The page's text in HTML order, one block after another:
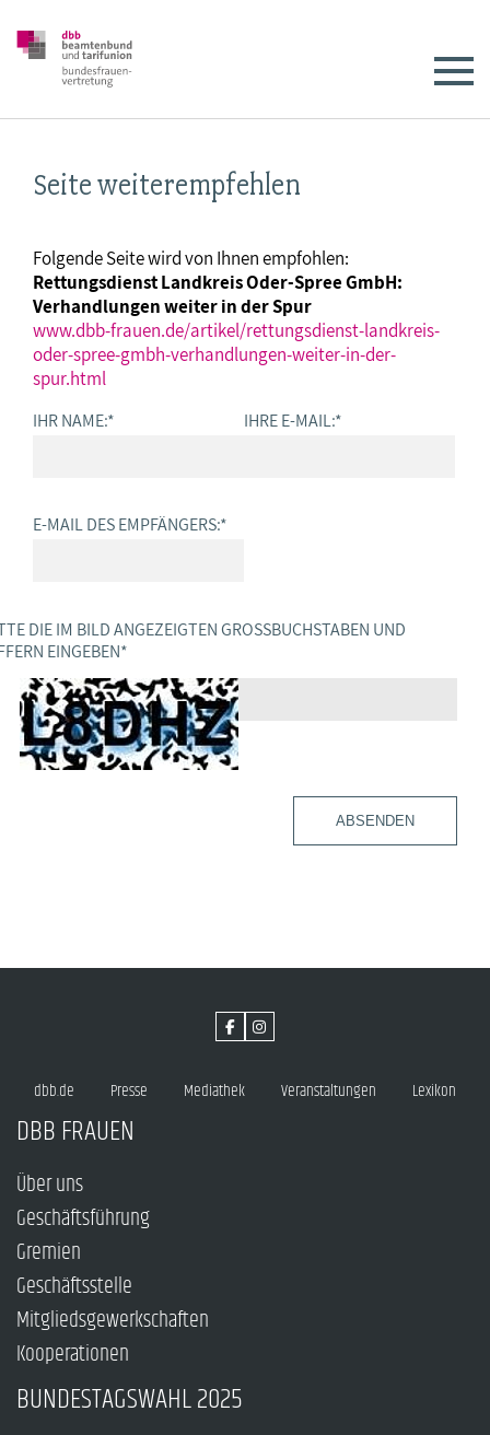
Seite weiterempfehlen
Folgende Seite wird von Ihnen empfohlen:
Rettungsdienst Landkreis Oder-Spree GmbH:
Verhandlungen weiter in der Spur
www.dbb-frauen.de/artikel/rettungsdienst-landkreis-
oder-spree-gmbh-verhandlungen-weiter-in-der-
spur.html
IHR NAME:* IHRE E-MAIL:*
E-MAIL DES EMPFÄNGERS:*
DIE IM BILD ANGEZEIGTEN GROSSBUCHSTABEN UND Z
EINGEBEN *
ABSENDEN
dbb.de Presse Mediathek Veranstaltungen Lexikon
DBB FRAUEN
Über uns
Geschäftsführung
Gremien
Geschäftsstelle
Mitgliedsgewerkschaften
Kooperationen
BUNDESTAGSWAHL 2025